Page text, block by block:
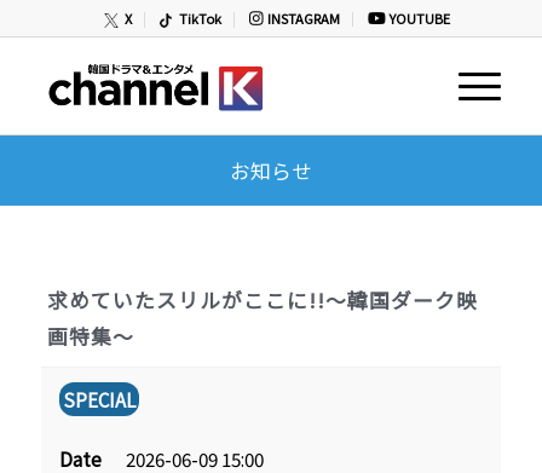
X TikTok INSTAGRAM YOUTUBE
お知らせ
求めていたスリルがここに!!～韓国ダーク映
画特集～
SPECIAL
Date 2026-06-09 15:00